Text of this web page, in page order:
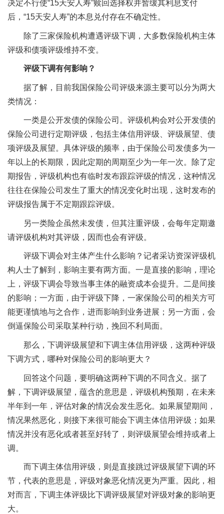
决定不行使“15天安人寿”赎回选择权并暂缓其利息支付
后，“15天安人寿”的本息兑付存在不确定性。
除了三家保险机构遭遇评级下调，大多数保险机构主体
评级和债项评级维持不变。
评级下调有何影响？
据了解，目前我国保险公司评级来源主要可以分为两大
类情况：
一类是公开发债的保险公司。评级机构会对公开发债的
保险公司进行定期评级，包括主体信用评级、评级展望、债
项评级及展望。具体评级的频率，由于保险公司发债多为一
年以上的长期限，因此定期的周期至少为一年一次。除了定
期报告，评级机构也有临时发布跟踪评级的情况，这种情况
往往在保险公司发生了重大的情况变化时出现，这时发布的
评级报告属于不定期跟踪评级。
另一类险企虽然未发债，但其注重评级，会每年定期邀
请评级机构对其评级，因而也会有评级。
评级下调会对主体产生什么影响？记者采访资深评级机
构人士了解到，影响主要有两方面。一是直接的影响，理论
上，评级下调会导致当事主体的融资成本会提升。二是间接
的影响；一方面，由于评级下降，一家保险公司的相关方可
能更谨慎地与之合作，进而影响到业务进展；另一方面，会
倒逼保险公司采取某种行动，挽回不利局面。
那么，下调评级展望和下调主体信用评级，这两种评级
下调方式，哪种对保险公司的影响更大？
回答这个问题，要明确这两种下调的不同含义。据了
解，下调评级展望，蕴含的意思是，评级机构预期，在未来
半年到一年，评估对象的情况会发生恶化。如果展望期间，
情况果然恶化，则接下来很可能会下调主体信用评级；如果
情况并没有恶化或者甚至好转了，则评级展望会维持或者上
调。
而下调主体信用评级，则是直接跳过评级展望下调的环
节，代表的意思是，评级对象恶化情况更为严重。因此，相
对而言，下调主体评级比下调评级展望对评级对象的影响更
大。